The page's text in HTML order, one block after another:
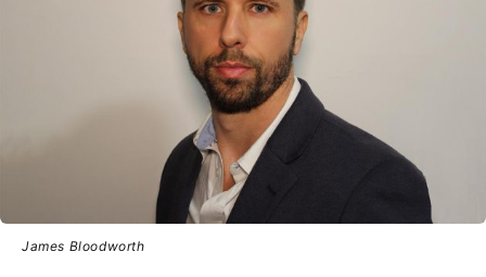
Vijesti
Vijesti
Događaji
James Bloodworth